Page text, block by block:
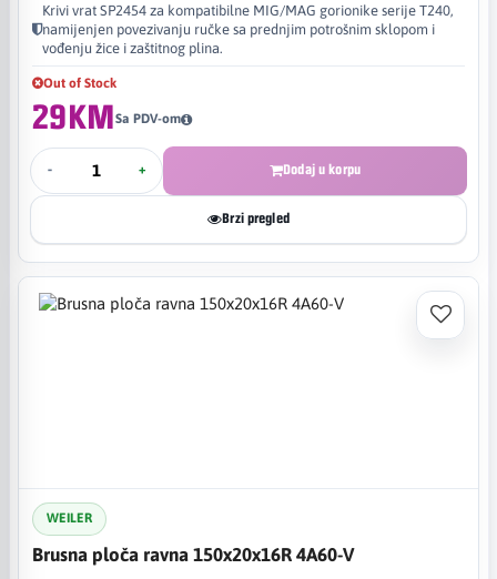
Krivi vrat SP2454 za kompatibilne MIG/MAG gorionike serije T240,
namijenjen povezivanju ručke sa prednjim potrošnim sklopom i
vođenju žice i zaštitnog plina.
Out of Stock
29KMSa PDV-om
- + Dodaj u korpu
Brzi pregled
WEILER
Brusna ploča ravna 150x20x16R 4A60-V